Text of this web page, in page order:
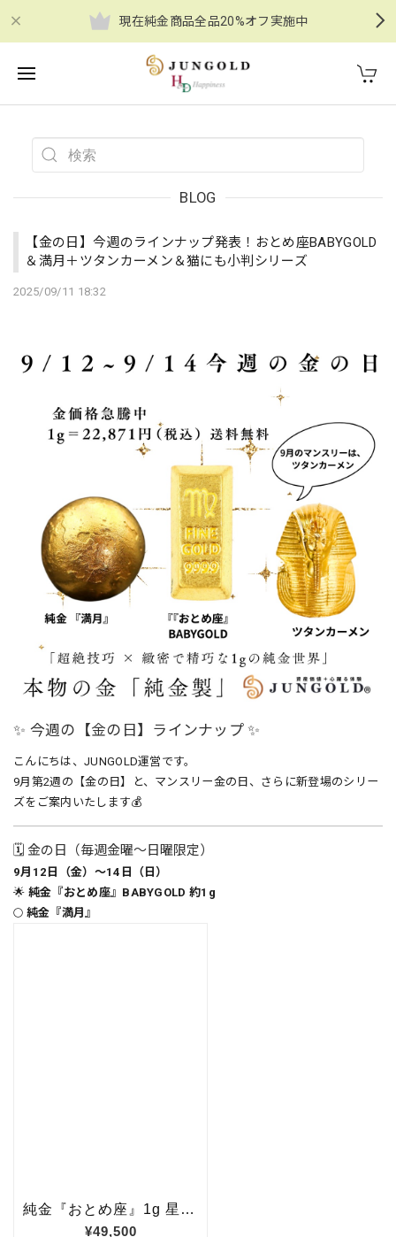
現在純金商品全品20%オフ実施中
BLOG
【金の日】今週のラインナップ発表！おとめ座BABYGOLD
＆満月＋ツタンカーメン＆猫にも小判シリーズ
2025/09/11 18:32
✨ 今週の【金の日】ラインナップ ✨
こんにちは、JUNGOLD運営です。
9月第2週の【金の日】と、マンスリー金の日、さらに新登場のシリー
ズをご案内いたします💰
🗓 金の日（毎週金曜〜日曜限定）
9月12日（金）～14日（日）
🌟 純金『おとめ座』BABYGOLD 約1g
🌕 純金『満月』